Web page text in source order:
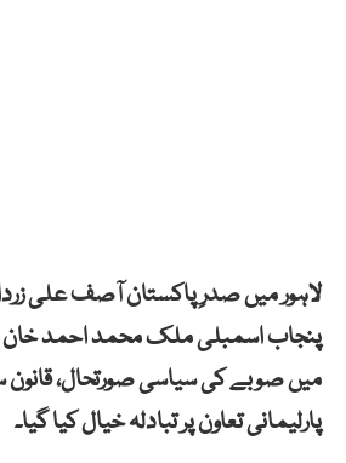
لاہور میں صدرِ پاکستان آصف علی
پنجاب اسمبلی ملک محمد احمد
میں صوبے کی سیاسی صورتحال،
پارلیمانی تعاون پر تبادلہ خیال کیا گیا۔